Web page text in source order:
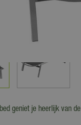
geniet je heerlijk van